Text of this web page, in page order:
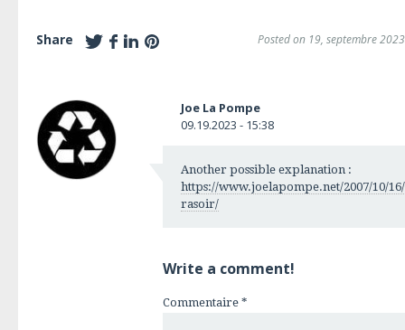
Share Posted on 19, septembre 2023
Joe La Pompe
09.19.2023 - 15:38
Another possible explanation :
https://www.joelapompe.net/2007/10/
rasoir/
Write a comment!
Commentaire *